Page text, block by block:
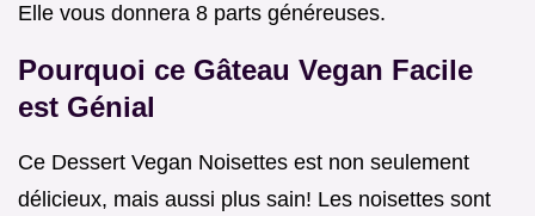
Elle vous donnera 8 parts généreuses.
Pourquoi ce Gâteau Vegan Facile
est Génial
Ce Dessert Vegan Noisettes est non seulement
délicieux, mais aussi plus sain! Les noisettes sont